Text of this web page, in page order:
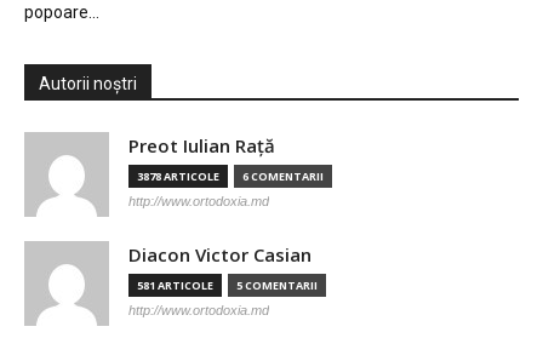
popoare…
Autorii noștri
Preot Iulian Raţă
3878 ARTICOLE 6 COMENTARII
http://www.ortodoxia.md
Diacon Victor Casian
581 ARTICOLE 5 COMENTARII
http://www.ortodoxia.md